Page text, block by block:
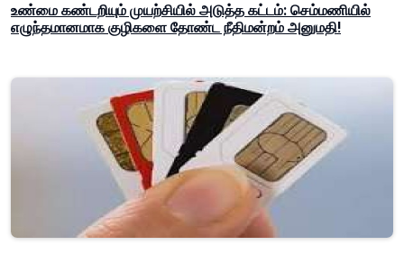
உண்மை கண்டறியும் முயற்சியில் அடுத்த கட்டம்: செம்மணியில்
எழுந்தமானமாக குழிகளை தோண்ட நீதிமன்றம் அனுமதி!